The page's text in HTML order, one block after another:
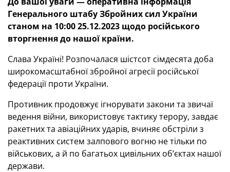
Генерального штабу Збройних сил України
станом на 10:00 25.12.2023 щодо російського
вторгнення до нашої країни.
Слава Україні! Розпочалася шістсот сімдесята доба
широкомасштабної збройної агресії російської
федерації проти України.
Противник продовжує ігнорувати закони та звичаї
ведення війни, використовує тактику терору, завдає
ракетних та авіаційних ударів, вчиняє обстріли з
реактивних систем залпового вогню не тільки по
військових, а й по багатьох цивільних об’єктах нашої
держави.